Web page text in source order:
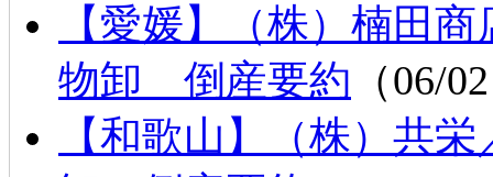
【愛媛】（株）楠田
物卸 倒産要約 （06/
【和歌山】（株）共